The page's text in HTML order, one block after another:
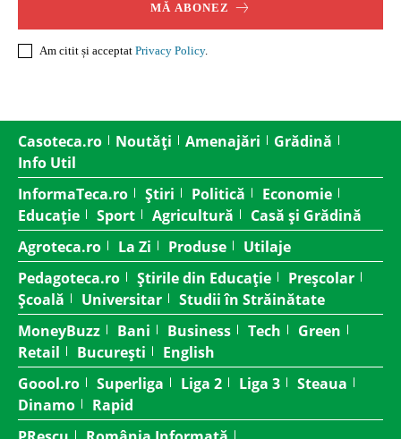
MĂ ABONEZ
Am citit și acceptat Privacy Policy.
Casoteca.ro Noutăți Amenajări
Grădină
Info Util
InformaTeca.ro
Știri Politică
Economie
Educație
Sport Agricultură
Casă și Grădină
Agroteca.ro
La Zi Produse
Utilaje
Pedagoteca.ro
Știrile din Educație
Preșcolar
Școală
Universitar
Studii în Străinătate
MoneyBuzz
Bani Business Tech
Green
Retail
București
English
Goool.ro
Superliga Liga 2 Liga 3
Steaua
Dinamo
Rapid